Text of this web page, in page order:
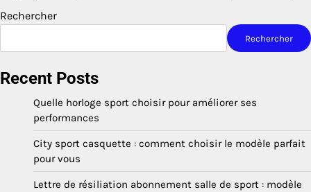
Rechercher
Rechercher
Recent Posts
Quelle horloge sport choisir pour améliorer ses
performances
City sport casquette : comment choisir le modèle parfait
pour vous
Lettre de résiliation abonnement salle de sport : modèle